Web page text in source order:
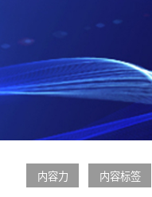
内容力 内容标签